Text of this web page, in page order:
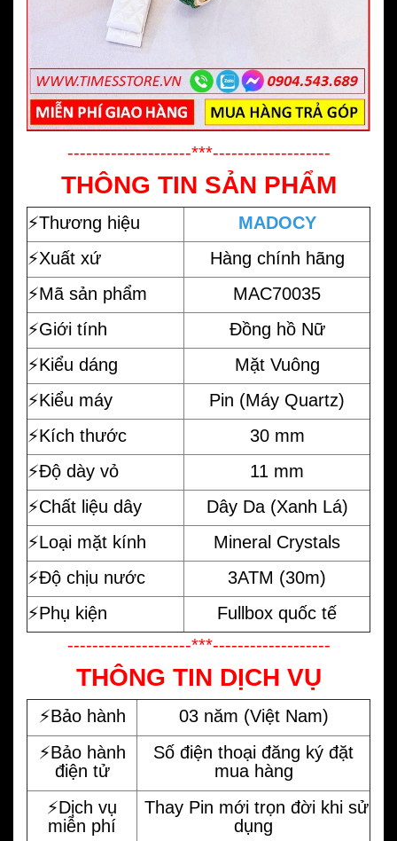
--------------------***-------------------
THÔNG TIN SẢN PHẨM
⚡️Thương hiệu
MADOCY
⚡️Xuất xứ
Hàng chính hãng
⚡️Mã sản phẩm
MAC70035
⚡️Giới tính
Đồng hồ Nữ
⚡️Kiểu dáng
Mặt Vuông
⚡️Kiểu máy
Pin (Máy Quartz)
⚡️Kích thước
30 mm
⚡️Độ dày vỏ
11 mm
⚡️Chất liệu dây
Dây Da (Xanh Lá)
⚡️Loại mặt kính
Mineral Crystals
⚡️Độ chịu nước
3ATM (30m)
⚡️Phụ kiện
Fullbox quốc tế
--------------------***-------------------
THÔNG TIN DỊCH VỤ
⚡️Bảo hành
03 năm (Việt Nam)
⚡️Bảo hành
điện tử
Số điện thoại đăng ký đặt
mua hàng
⚡️Dịch vụ
miễn phí
Thay Pin mới trọn đời khi sử
dụng